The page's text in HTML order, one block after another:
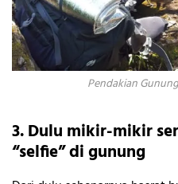
Pendakian
3. Dulu mikir-mikir
“selfie” di gunung